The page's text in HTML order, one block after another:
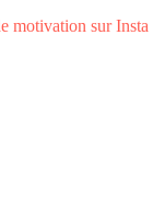
motivation sur